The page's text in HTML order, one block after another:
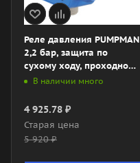
Реле давления PUMPMAN
2,2 бар, защита по
сухому ходу, проходной,
арт. TPC-10B
В наличии много
4 925.78 ₽
Старая цена
5 920₽